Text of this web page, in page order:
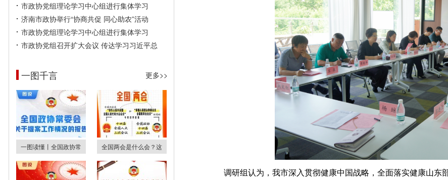
市政协党组理论学习中心组进行集体学习
济南市政协举行“协商共促 同心助农”活动
市政协党组理论学习中心组进行集体学习
市政协党组召开扩大会议 传达学习习近平总
一图千言 更多>>
一图读懂丨全国政协常 全国两会是什么会？这
调研组认为，我市深入贯彻健康中国战略，全面落实健康山东